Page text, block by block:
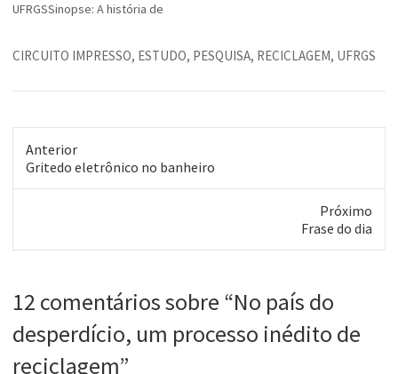
UFRGSSinopse: A história de
Inglaterra vitoriana que era
seu corpo deformado. O
“homem elefante” era…
CIRCUITO IMPRESSO, ESTUDO, PESQUISA, RECICLAGEM, UFRGS
Anterior
Post
anterior:
Gritedo eletrônico no banheiro
Próximo
post:
Frase do dia
12 comentários sobre “No país do
desperdício, um processo inédito de
reciclagem”